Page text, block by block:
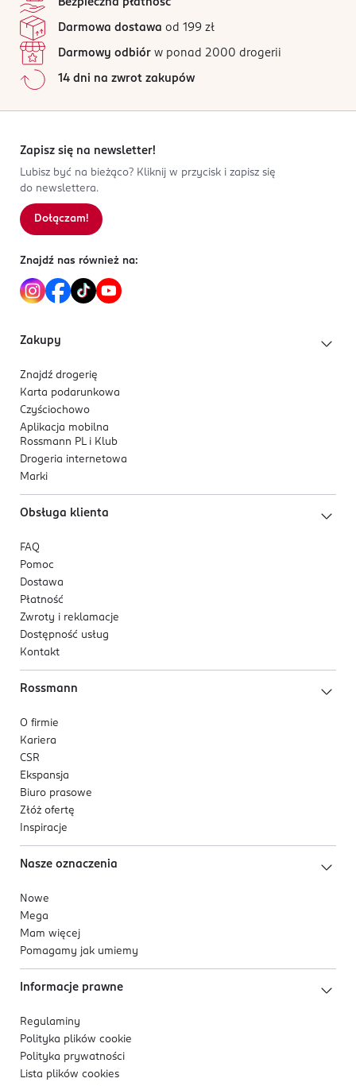
Bezpieczna płatność
Darmowa dostawa od 199 zł
Darmowy odbiór w ponad 2000 drogerii
14 dni na zwrot zakupów
Zapisz się na newsletter!
Lubisz być na bieżąco? Kliknij w przycisk i zapisz się
do newslettera.
Dołączam!
Znajdź nas również na:
Zakupy
Znajdź drogerię
Karta podarunkowa
Czyściochowo
Aplikacja mobilna
Rossmann PL i Klub
Drogeria internetowa
Marki
Obsługa klienta
FAQ
Pomoc
Dostawa
Płatność
Zwroty i reklamacje
Dostępność usług
Kontakt
Rossmann
O firmie
Kariera
CSR
Ekspansja
Biuro prasowe
Złóż ofertę
Inspiracje
Nasze oznaczenia
Nowe
Mega
Mam więcej
Pomagamy jak umiemy
Informacje prawne
Regulaminy
Polityka plików cookie
Polityka prywatności
Lista plików cookies